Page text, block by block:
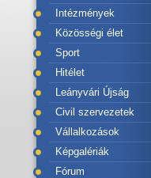
Intézmények
Közösségi élet
Sport
Hitélet
Leányvári Újság
Civil szervezetek
Vállalkozások
Képgalériák
Fórum